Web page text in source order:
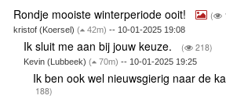
Rondje mooiste winterperiode ooit! (
kristof (Koersel) ( 42m) -- 10-01-2025 19:08
Ik sluit me aan bij jouw keuze. ( 218)
Kevin (Lubbeek) ( 70m) -- 10-01-2025 19:25
Ik ben ook wel nieuwsgierig naar de
188)